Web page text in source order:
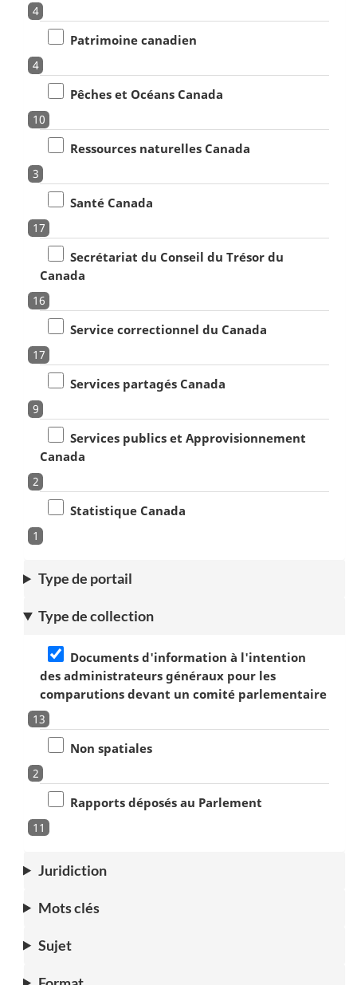
4
Patrimoine canadien
4
Pêches et Océans Canada
10
Ressources naturelles Canada
3
Santé Canada
17
Secrétariat du Conseil du Trésor du
Canada
16
Service correctionnel du Canada
17
Services partagés Canada
9
Services publics et Approvisionnement
Canada
2
Statistique Canada
1
Type de portail
Type de collection
Documents d'information à l'intention
des administrateurs généraux pour les
comparutions devant un comité parlementaire
13
Non spatiales
2
Rapports déposés au Parlement
11
Juridiction
Mots clés
Sujet